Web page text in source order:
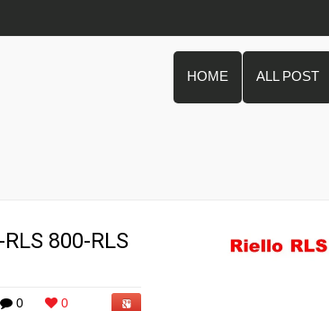
HOME ALL POST
800-RLS
0 0